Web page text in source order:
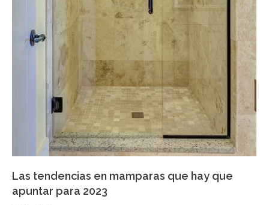
Las tendencias en mamparas que hay que
apuntar para 2023